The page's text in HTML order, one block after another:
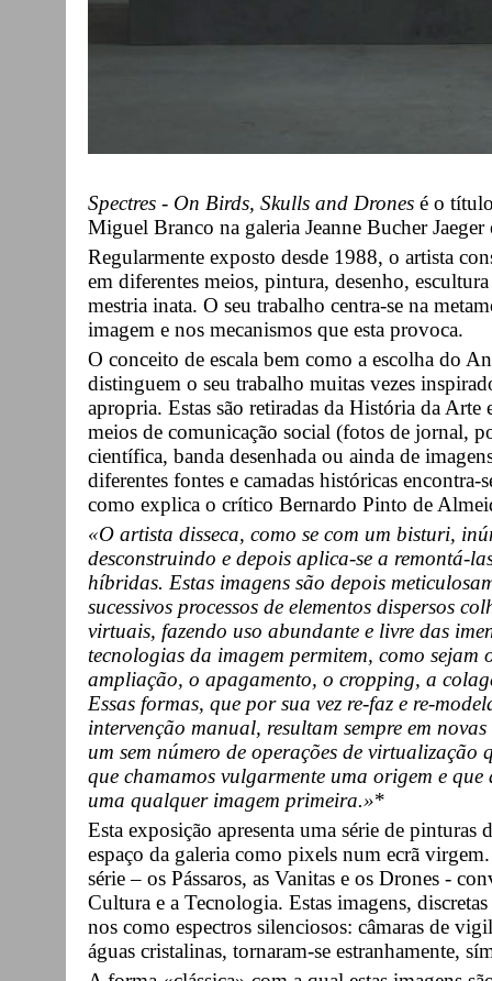
Spectres - On Birds, Skulls and Drones é o
Miguel Branco na galeria Jeanne Bucher Jaeger
Regularmente exposto desde 1988, o artista
em diferentes meios, pintura, desenho,
mestria inata. O seu trabalho centra-se na
imagem e nos mecanismos que esta provoca.
O conceito de escala bem como a escolha do
distinguem o seu trabalho muitas vezes
apropria. Estas são retiradas da História da
meios de comunicação social (fotos de jornal,
científica, banda desenhada ou ainda de
diferentes fontes e camadas históricas
como explica o crítico Bernardo Pinto de
«O artista disseca, como se com um bisturi,
desconstruindo e depois aplica-se a remontá-
híbridas. Estas imagens são depois
sucessivos processos de elementos dispersos
virtuais, fazendo uso abundante e livre das
tecnologias da imagem permitem, como
ampliação, o apagamento, o cropping, a
Essas formas, que por sua vez re-faz e re-
intervenção manual, resultam sempre em
um sem número de operações de
que chamamos vulgarmente uma origem e
uma qualquer imagem primeira.»*
Esta exposição apresenta uma série de
espaço da galeria como pixels num ecrã
série – os Pássaros, as Vanitas e os Drones -
Cultura e a Tecnologia. Estas imagens,
nos como espectros silenciosos: câmaras de
águas cristalinas, tornaram-se estranhamente,